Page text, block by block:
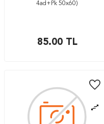
4ad+Pk 50x60)
85.00TL